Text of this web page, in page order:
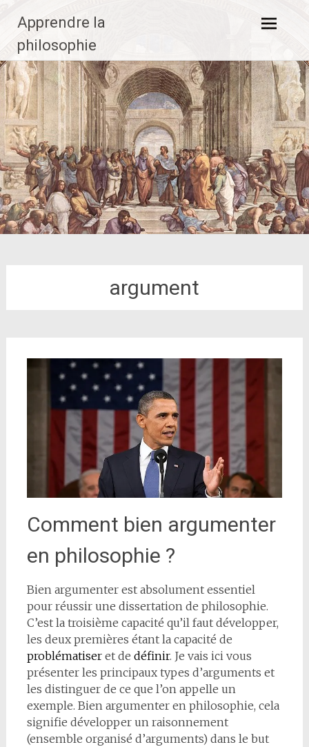
contenu
principal
Apprendre la
philosophie
argument
Comment bien argumenter
en philosophie ?
Bien argumenter est absolument essentiel
pour réussir une dissertation de philosophie.
C’est la troisième capacité qu’il faut développer,
les deux premières étant la capacité de
problématiseret de définir. Je vais ici vous
présenter les principaux types d’arguments et
les distinguer de ce que l’on appelle un
exemple. Bien argumenter en philosophie, cela
signifie développer un raisonnement
(ensemble organisé d’arguments) dans le but